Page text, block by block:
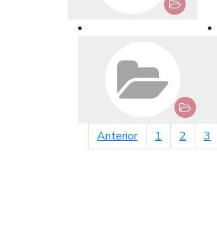
Anteriorpágina anterior
1 2 3